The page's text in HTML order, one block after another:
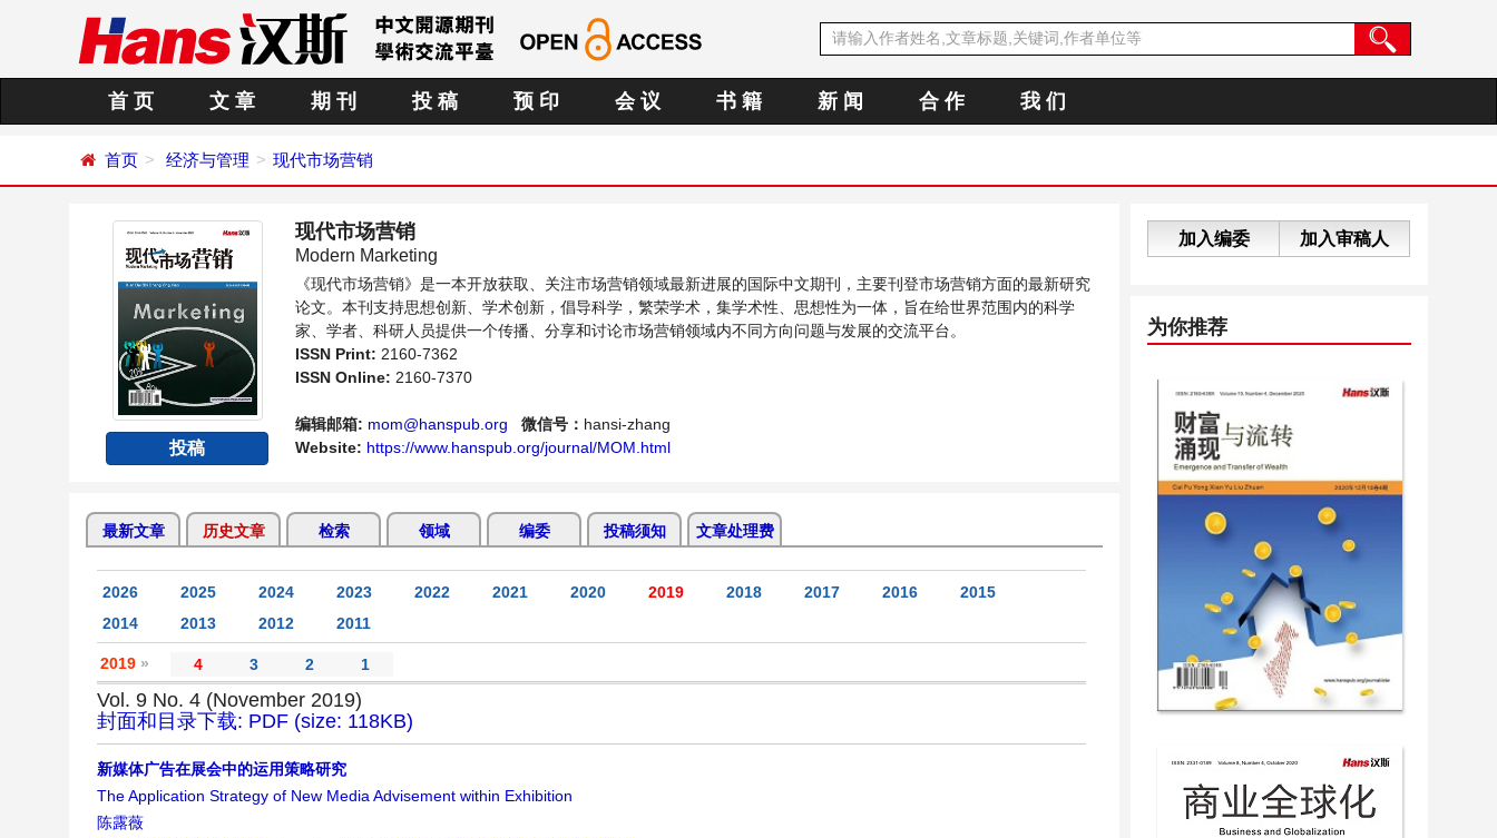
首 页 文 章 期 刊 投 稿 预 印 会 议 书 籍 新 闻 合 作 我 们
首页 经济与管理 现代市场营销
投稿
现代市场营销
Modern Marketing
《现代市场营销》是一本开放获取、关注市场营销领域最新进展的国际中文期刊，主要刊登市场营销方面的最新研究
论文。本刊支持思想创新、学术创新，倡导科学，繁荣学术，集学术性、思想性为一体，旨在给世界范围内的科学
家、学者、科研人员提供一个传播、分享和讨论市场营销领域内不同方向问题与发展的交流平台。
ISSN Print: 2160-7362
ISSN Online: 2160-7370
编辑邮箱: mom@hanspub.org 微信号： hansi-zhang
Website: https://www.hanspub.org/journal/MOM.html
最新文章 历史文章 检索 领域 编委 投稿须知 文章处理费
2026 2025 2024 2023 2022 2021 2020 2019 2018 2017 2016
2015
2014
2013 2012 2011
2019 » 4 3 2 1
Vol. 9 No. 4 (November 2019)
封面和目录下载: PDF (size: 118KB)
新媒体广告在展会中的运用策略研究
The Application Strategy of New Media Advisement within Exhibition
陈露薇
加入编委 加入审稿人
为你推荐